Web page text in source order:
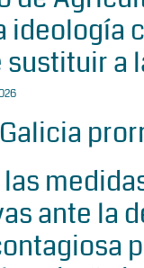
ideología
sustituir a
Galicia
ante la